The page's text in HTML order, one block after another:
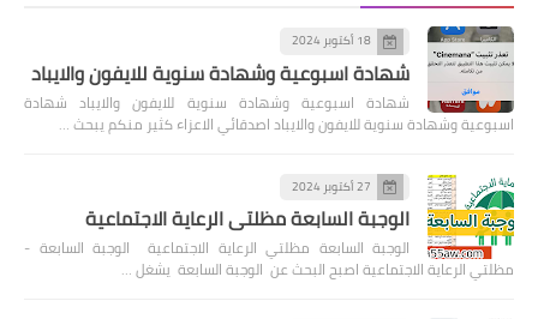
18 أكتوبر 2024
شهادة اسبوعية وشهادة سنوية للايفون والايباد
شهادة اسبوعية وشهادة سنوية للايفون والايباد شهادة
اسبوعية وشهادة سنوية للايفون والايباد اصدقائي الاعزاء كثير منكم يبحث …
27 أكتوبر 2024
الوجبة السابعة مظلتي الرعاية الاجتماعية
الوجبة السابعة مظلتي الرعاية الاجتماعية الوجبة السابعة -
مظلتي الرعاية الاجتماعية اصبح البحث عن الوجبة السابعة يشغل …